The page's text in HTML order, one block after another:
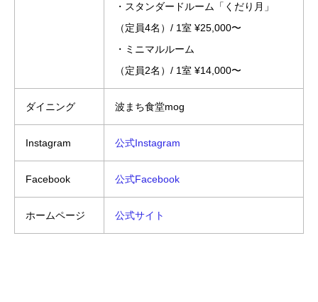
・スタンダードルーム「くだり月」
（定員4名）/ 1室 ¥25,000〜
・ミニマルルーム
（定員2名）/ 1室 ¥14,000〜
ダイニング 波まち食堂mog
Instagram 公式Instagram
Facebook 公式Facebook
ホームページ 公式サイト